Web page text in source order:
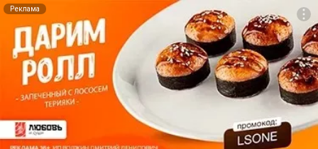
Реклама